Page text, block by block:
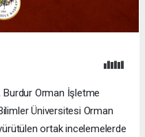
Orman İşletme
Üniversitesi Orman
yürütülen ortak incelemelerde